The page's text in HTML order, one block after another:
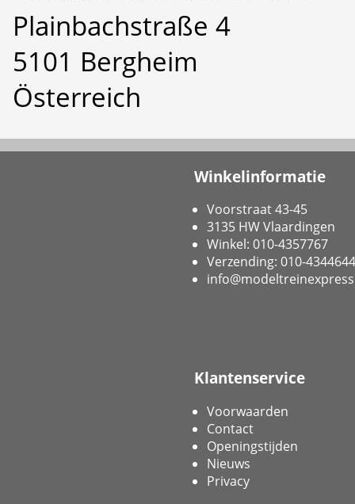
Plainbachstraße 4
5101 Bergheim
Österreich
Winkelinformatie
Voorstraat 43-45
3135 HW Vlaardingen
Winkel: 010-4357767
Verzending: 010-4344644
Klantenservice
Voorwaarden
Contact
Openingstijden
Nieuws
Privacy